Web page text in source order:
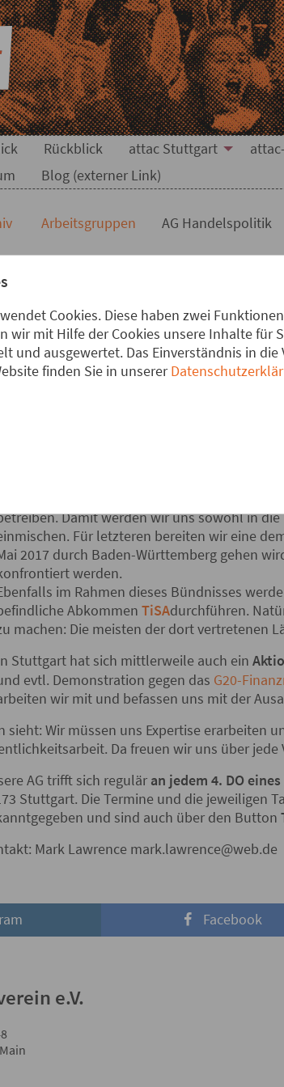
Rückblick attac Stuttgart
Blog (externer Link)
Arbeitsgruppen AG Handelspolitik
Handelspolitik
und TTIP haben es mehr als deutlich
Kapitalinteressen verfolgt
Damit werden wir uns sowohl in
Für letzteren bereiten wir eine
2017 durch Baden-Württemberg gehen
werden.
im Rahmen dieses Bündnisses
Abkommen TiSAdurchführen.
machen: Die meisten der dort vertretenen
Stuttgart hat sich mittlerweile auch ein
evtl. Demonstration gegen das G20-
wir mit und befassen uns mit der
sieht: Wir müssen uns Expertise erarbeiten
Da freuen wir uns über jede
AG trifft sich regulär an jedem 4. DO
Stuttgart. Die Termine und die jeweiligen
und sind auch über den Button
Mark Lawrence mark.lawrence@web.de
Facebook
e.V.
Cookies. Diese haben zwei
wir mit Hilfe der Cookies unsere Inhalte für
und ausgewertet. Das Einverständnis in
finden Sie in unserer